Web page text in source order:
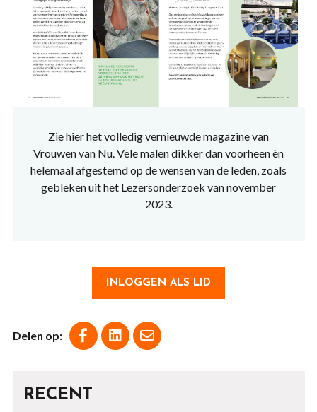
Zie hier het volledig vernieuwde magazine van
Vrouwen van Nu. Vele malen dikker dan voorheen èn
helemaal afgestemd op de wensen van de leden, zoals
gebleken uit het Lezersonderzoek van november
2023.
INLOGGEN ALS LID
Delen op:
RECENT